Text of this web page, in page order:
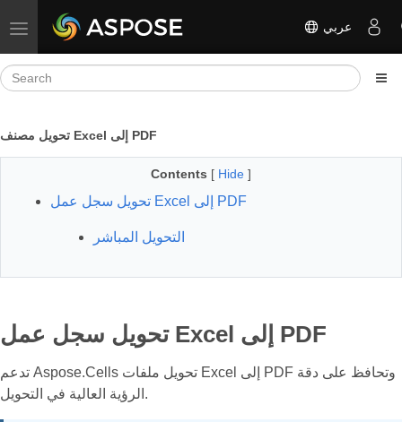
Toggle navigation عربي
تحويل مصنف Excel إلى PDF
Contents [ Hide ]
تحويل سجل عمل Excel إلى PDF
التحويل المباشر
تحويل سجل عمل Excel إلى PDF
تدعم Aspose.Cells تحويل ملفات Excel إلى PDF وتحافظ على دقة
الرؤية العالية في التحويل.